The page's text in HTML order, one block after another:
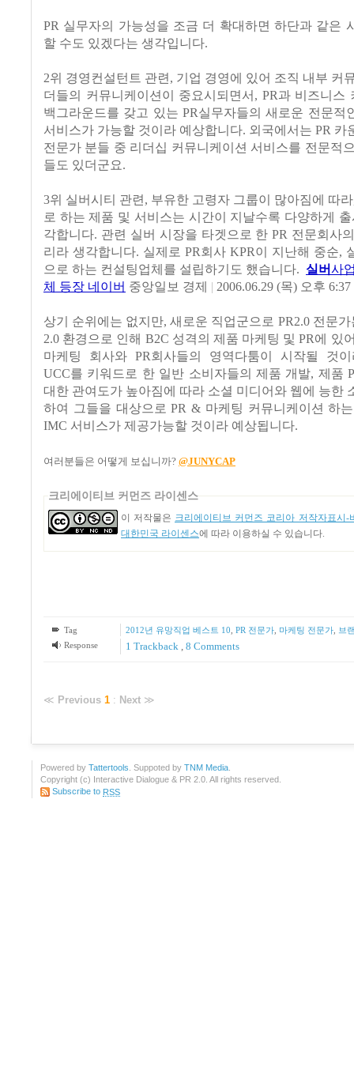
PR 실무자의 가능성을 조금 더 확대하면 하단과 같은
할 수도 있겠다는 생각입니다.
2위 경영컨설턴트 관련, 기업 경영에 있어 조직 내부 커
더들의 커뮤니케이션이 중요시되면서, PR과 비즈니스
백그라운드를 갖고 있는 PR실무자들의 새로운 전문적
서비스가 가능할 것이라 예상합니다. 외국에서는 PR 카
전문가 분들 중 리더십 커뮤니케이션 서비스를 전문적
들도 있더군요.
3위 실버시티 관련, 부유한 고령자 그룹이 많아짐에 따
로 하는 제품 및 서비스는 시간이 지날수록 다양하게
각합니다. 관련 실버 시장을 타겟으로 한 PR 전문회사
리라 생각합니다. 실제로 PR회사 KPR이 지난해 중순,
으로 하는 컨설팅업체를 설립하기도 했습니다. 실버사
체 등장 네이버 중앙일보 경제 2006.06.29 (목) 오후 6:37
상기 순위에는 없지만, 새로운 직업군으로 PR2.0 전문
2.0 환경으로 인해 B2C 성격의 제품 마케팅 및 PR에 있
마케팅 회사와 PR회사들의 영역다툼이 시작될 것
UCC를 키워드로 한 일반 소비자들의 제품 개발, 제품
대한 관여도가 높아짐에 따라 소셜 미디어와 웹에 능한
하여 그들을 대상으로 PR & 마케팅 커뮤니케이션 하
IMC 서비스가 제공가능할 것이라 예상됩니다.
여러분들은 어떻게 보십니까? @JUNYCAP
크리에이티브 커먼즈 라이센스
이 저작물은 크리에이티브 커먼즈 코리아 저작자표시-
대한민국 라이센스에 따라 이용하실 수 있습니다.
Tag 2012년 유망직업 베스트 10 PR 전문가, 마케팅 전문가,
브
Response
1 Trackback , 8 Comments
≪ Previous 1 : Next ≫
Powered by Tattertools . Suppoted by TNM Media
Copyright (c) Interactive Dialogue & PR 2.0. All rights reserved.
Subscribe to RSS